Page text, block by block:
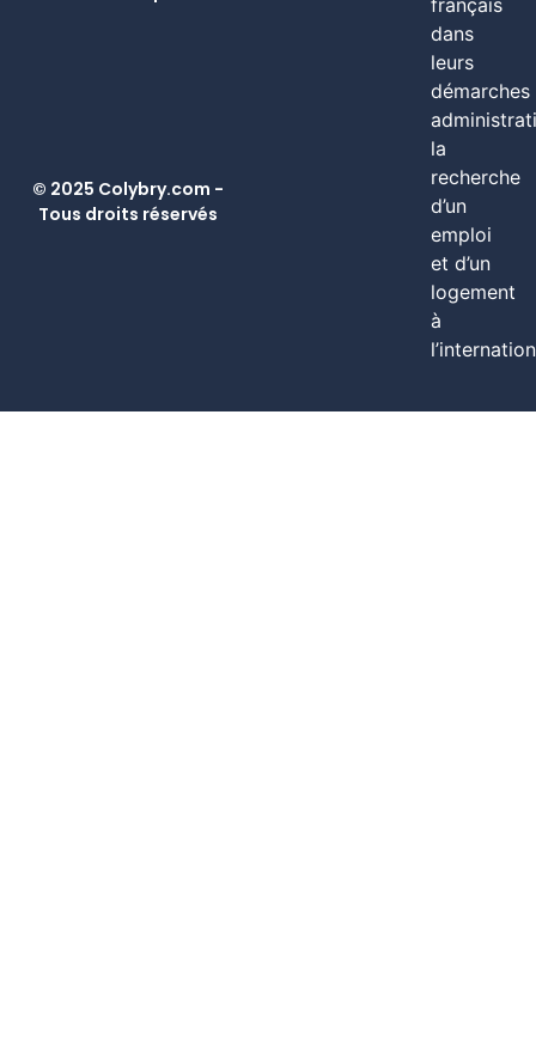
dans
leurs
démarches
la
recherche
d’un
emploi
et d’un
logement
à
© 2025 Colybry.com -
Tous droits réservés